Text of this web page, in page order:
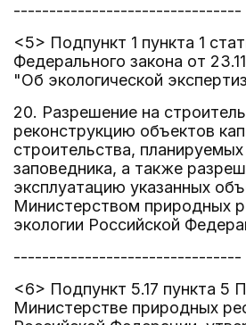
--------------------------------
<5> Подпункт 1 пункта 1
Федерального закона от
"Об экологической
20. Разрешение на
реконструкцию объектов
строительства, планируемых
заповедника, а также
эксплуатацию указанных
Министерством природных
экологии Российской
--------------------------------
<6> Подпункт 5.17 пункта 5
Министерстве природных